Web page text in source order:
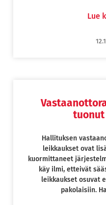
Lue
Hallituksen
leikkaukset ovat
kuormittaneet
käy ilmi, etteivät
leikkaukset osuvat
pakolaisiin.